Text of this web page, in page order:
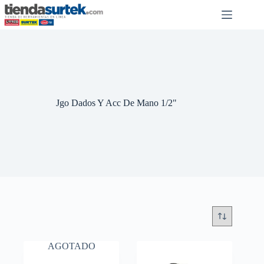
Saltar
al
contenido
Jgo Dados Y Acc De Mano 1/2"
AGOTADO